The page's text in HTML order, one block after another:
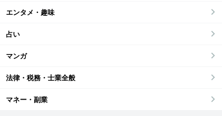
エンタメ・趣味
占い
マンガ
法律・税務・士業全般
マネー・副業